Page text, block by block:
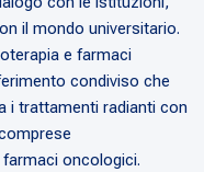
il mondo universitario.
e farmaci
condiviso che
i trattamenti radianti con
oncologici.